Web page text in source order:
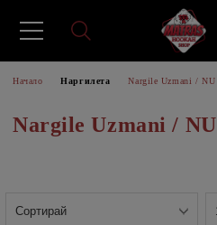
Начало Наргилета Nargile Uzmani / NU
Nargile Uzmani / NU